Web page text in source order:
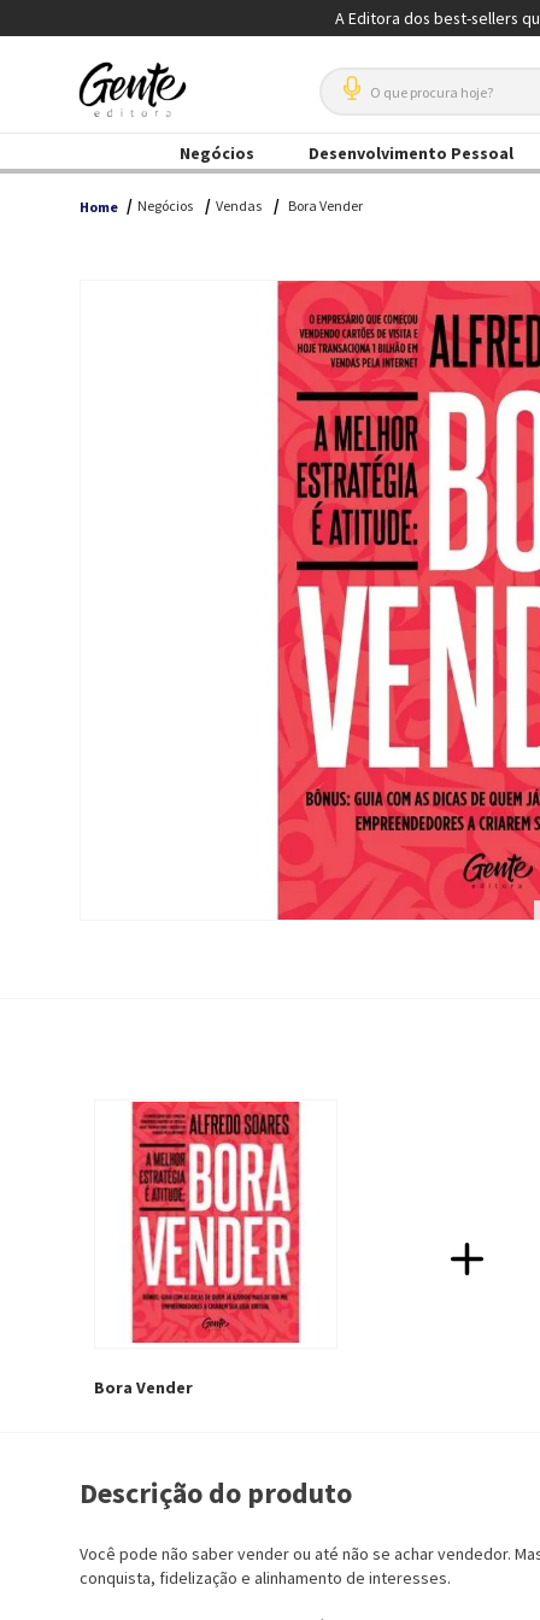
A Editora dos best-sellers
O que procura hoje?
Negócios Desenvolvimento Pessoal
Home Negócios Vendas Bora Vender
Bora Vender
Descrição do produto
Você pode não saber vender ou até não se achar vendedor.
conquista, fidelização e alinhamento de interesses.